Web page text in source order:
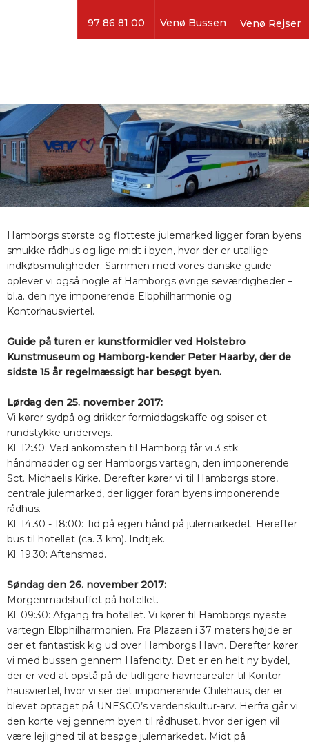
97 86 81 00 Venø Bussen Venø Rejser
Hamborgs største og flotteste julemarked ligger foran byens
smukke rådhus og lige midt i byen, hvor der er utallige
indkøbsmuligheder. Sammen med vores danske guide
oplever vi også nogle af Hamborgs øvrige seværdigheder –
bl.a. den nye imponerende Elbphilharmonie og
Kontorhausviertel.
Guide på turen er kunstformidler ved Holstebro
Kunstmuseum og Hamborg-kender Peter Haarby, der de
sidste 15 år regelmæssigt har besøgt byen.
Lørdag den 25. november 2017:
Vi kører sydpå og drikker formiddagskaffe og spiser et
rundstykke undervejs.
Kl. 12:30: Ved ankomsten til Hamborg får vi 3 stk.
håndmadder og ser Hamborgs vartegn, den imponerende
Sct. Michaelis Kirke. Derefter kører vi til Hamborgs store,
centrale julemarked, der ligger foran byens imponerende
rådhus.
Kl. 14:30 - 18:00: Tid på egen hånd på julemarkedet. Herefter
bus til hotellet (ca. 3 km). Indtjek.
Kl. 19.30: Aftensmad.
Søndag den 26. november 2017:
Morgenmadsbuffet på hotellet.
Kl. 09:30: Afgang fra hotellet. Vi kører til Hamborgs nyeste
vartegn Elbphilharmonien. Fra Plazaen i 37 meters højde er
der et fantastisk kig ud over Hamborgs Havn. Derefter kører
vi med bussen gennem Hafencity. Det er en helt ny bydel,
der er ved at opstå på de tidligere havnearealer til Kontor-
hausviertel, hvor vi ser det imponerende Chilehaus, der er
blevet optaget på UNESCO’s verdenskultur-arv. Herfra går vi
den korte vej gennem byen til rådhuset, hvor der igen vil
være lejlighed til at besøge julemarkedet. Midt på